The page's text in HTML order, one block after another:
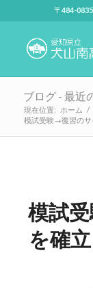
〒484-
ブログ - 最近
現在位置: ホーム /
模試受験→復習のサ
模試
を確